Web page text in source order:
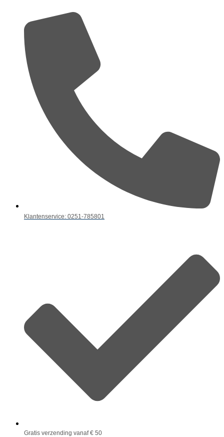
Klantenservice: 0251-785801
Gratis verzending vanaf € 50